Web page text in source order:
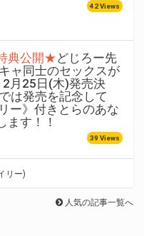
42 Views
典公開★どじろー先
ャ同士のセックスが
月25日(木)発売決
は発売を記念して
ー》付きとらのあな
ます！！
39 Views
リー)
人気の記事一覧へ